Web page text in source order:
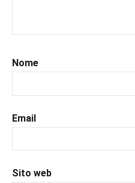
#prossimeuscitelibri
#romance,
#uncuoretrailibri
Nome
Email
Sito web